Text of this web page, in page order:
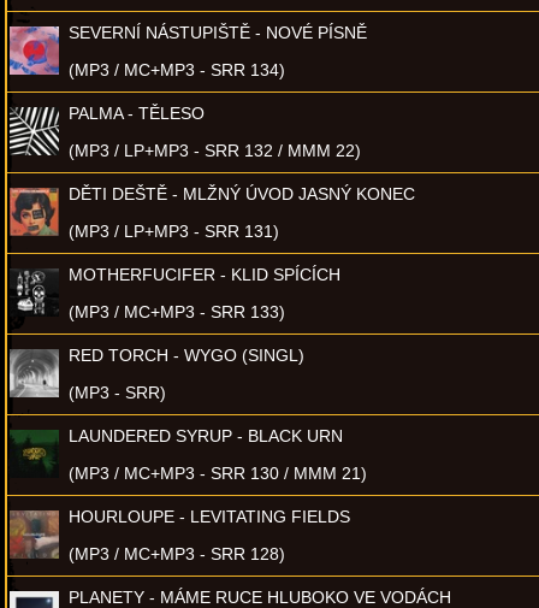
SEVERNÍ NÁSTUPIŠTĚ - NOVÉ PÍSNĚ
(MP3 / MC+MP3 - SRR 134)
PALMA - TĚLESO
(MP3 / LP+MP3 - SRR 132 / MMM 22)
DĚTI DEŠTĚ - MLŽNÝ ÚVOD JASNÝ KONEC
(MP3 / LP+MP3 - SRR 131)
MOTHERFUCIFER - KLID SPÍCÍCH
(MP3 / MC+MP3 - SRR 133)
RED TORCH - WYGO (SINGL)
(MP3 - SRR)
LAUNDERED SYRUP - BLACK URN
(MP3 / MC+MP3 - SRR 130 / MMM 21)
HOURLOUPE - LEVITATING FIELDS
(MP3 / MC+MP3 - SRR 128)
PLANETY - MÁME RUCE HLUBOKO VE VODÁCH